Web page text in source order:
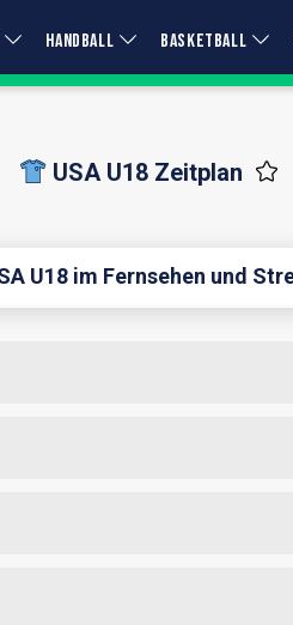
HANDBALL BASKETBALL
USA U18 Zeitplan
U18 im Fernsehen und